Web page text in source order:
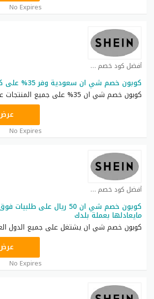
No Expires
أفضل كود خصم شي ان كوبون
كوبون خصم شي ان سعودية وفر 35% على كل طلبيات
كوبون خصم شي ان 35% على جميع المنتجات على شي
No Expires
أفضل كود خصم شي ان كوبون
مايعادلها بعملة بلدك
كوبون خصم شي ان يشتغل على جميع الدول
No Expires